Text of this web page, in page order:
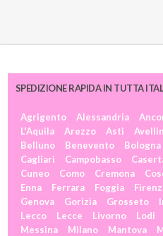
SPEDIZIONE RAPIDA IN TUTTA
Agrigento Alessandria
L'Aquila
Arezzo Asti
Belluno
Benevento Bologna
Cagliari
Campobasso
Cuneo
Como Cremona
Enna
Ferrara Foggia
Genova
Gorizia Grosseto
Lecco
Lecce Livorno Lodi
Messina
Milano Mantova